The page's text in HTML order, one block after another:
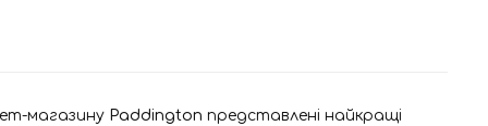
магазину Paddington представлені найкращі